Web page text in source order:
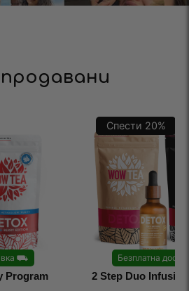
⛟
Program
Спести 20%
Безплатна
2 Step Duo